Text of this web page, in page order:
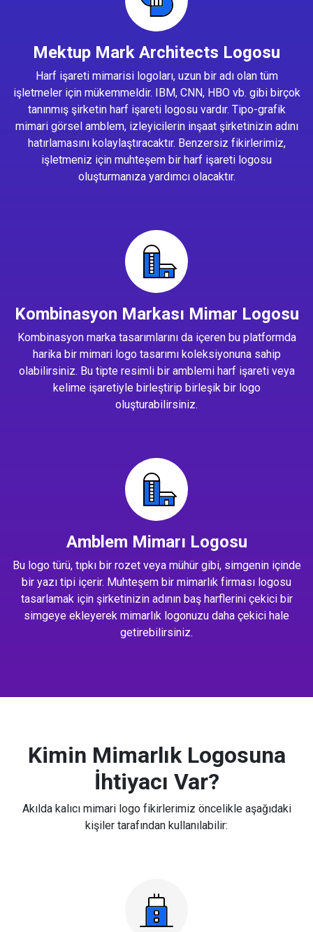
Mektup Mark Architects Logosu
Harf işareti mimarisi logoları, uzun bir adı olan tüm
işletmeler için mükemmeldir. IBM, CNN, HBO vb. gibi birçok
tanınmış şirketin harf işareti logosu vardır. Tipo-grafik
mimari görsel amblem, izleyicilerin inşaat şirketinizin adını
hatırlamasını kolaylaştıracaktır. Benzersiz fikirlerimiz,
işletmeniz için muhteşem bir harf işareti logosu
oluşturmanıza yardımcı olacaktır.
Kombinasyon Markası Mimar Logosu
Kombinasyon marka tasarımlarını da içeren bu platformda
harika bir mimari logo tasarımı koleksiyonuna sahip
olabilirsiniz. Bu tipte resimli bir amblemi harf işareti veya
kelime işaretiyle birleştirip birleşik bir logo
oluşturabilirsiniz.
Amblem Mimarı Logosu
Bu logo türü, tıpkı bir rozet veya mühür gibi, simgenin içinde
bir yazı tipi içerir. Muhteşem bir mimarlık firması logosu
tasarlamak için şirketinizin adının baş harflerini çekici bir
simgeye ekleyerek mimarlık logonuzu daha çekici hale
getirebilirsiniz.
Kimin Mimarlık Logosuna
İhtiyacı Var?
Akılda kalıcı mimari logo fikirlerimiz öncelikle aşağıdaki
kişiler tarafından kullanılabilir: